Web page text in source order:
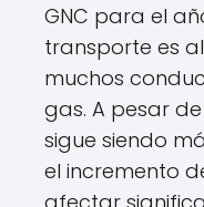
GNC para el
transporte es
muchos
gas. A pesar
sigue siendo
el incremento